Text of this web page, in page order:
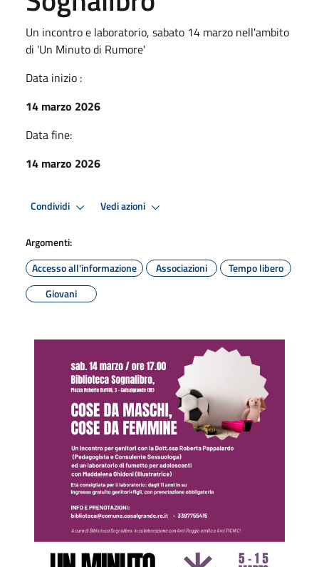
Un incontro e laboratorio, sabato 14 marzo nell'ambito
di 'Un Minuto di Rumore'
Data inizio :
14 marzo 2026
Data fine:
14 marzo 2026
Condividi Vedi azioni
Argomenti:
Accesso all'informazione
Associazioni
Tempo libero
Giovani